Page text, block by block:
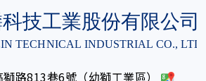
獅路813巷6號（幼獅工業區）